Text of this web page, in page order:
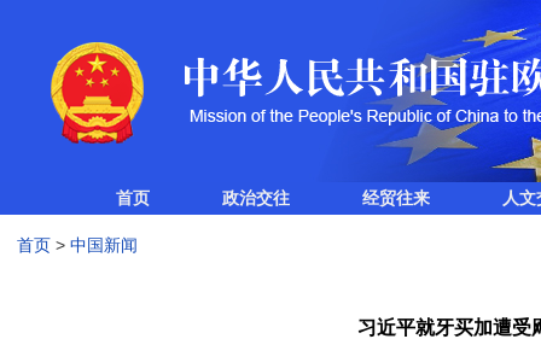
首页 政治交往 经贸往来 人
首页> 中国新闻
习近平就牙买加遭受